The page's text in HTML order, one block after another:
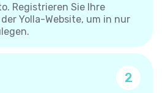
Registrieren Sie Ihre
Yolla-Website, um in nur
2